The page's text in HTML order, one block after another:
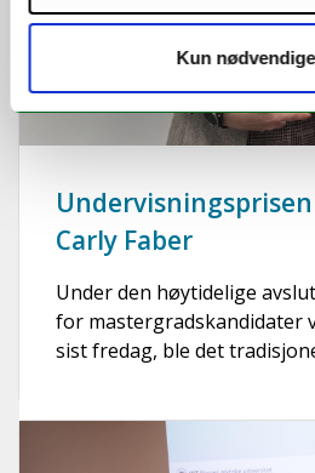
Kun
Carly Faber
Under den høytidelige
for mastergradskandidater
sist fredag, ble det